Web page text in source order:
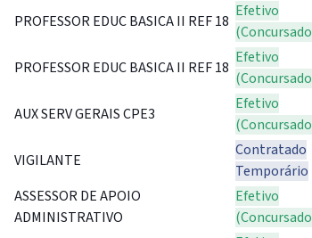
PROFESSOR EDUC BASICA II REF 18
Efetivo
PROFESSOR EDUC BASICA II REF 18
Efetivo
AUX SERV GERAIS CPE3
Efetivo
VIGILANTE
Contratado
Temporário
ASSESSOR DE APOIO
ADMINISTRATIVO
Efetivo